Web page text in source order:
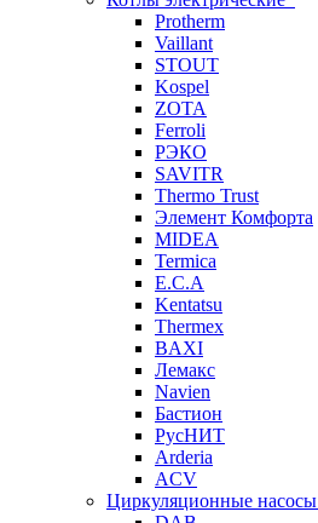
Protherm
Vaillant
STOUT
Kospel
ZOTA
Ferroli
РЭКО
SAVITR
Thermo Trust
Элемент Комфорта
MIDEA
Termica
E.C.A
Kentatsu
Thermex
BAXI
Лемакс
Navien
Бастион
РусНИТ
Arderia
ACV
Циркуляционные насосы